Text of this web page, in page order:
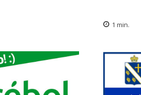
1 min.